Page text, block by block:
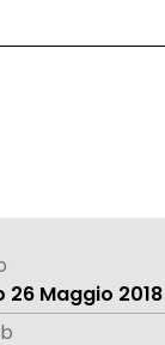
26 Maggio 2018